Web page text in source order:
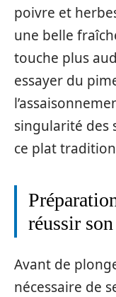
poivre et
une belle
touche plus
essayer du
singularité des
ce plat
réussir
Avant de
nécessaire de